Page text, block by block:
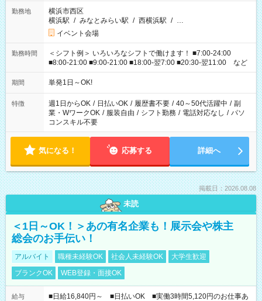
勤務地
横浜市西区
横浜駅 / みなとみらい駅 / 西横浜駅 / …
イベント会場
勤務時間
＜シフト例＞ いろいろなシフトで働けます！ ■7:00-24:00
■8:00-21:00 ■9:00-21:00 ■18:00-翌7:00 ■20:30-翌11:00 など
期間 単発1日～OK!
特徴 週1日からOK / 日払いOK / 履歴書不要 / 40～50代活躍中 / 副
業・WワークOK / 服装自由 / シフト勤務 / 電話対応なし / パソ
コンスキル不要
気になる！ 応募する 詳細へ
掲載日：2026.08.08
未読
＜1日～OK！＞あの有名企業も！展示会や株主
総会のお手伝い！
アルバイト 職種未経験OK 社会人未経験OK
大学生歓迎
ブランクOK
WEB登録・面接OK
給与
■日給16,840円～ ■日払いOK ■実働3時間5,120円のお仕事あ